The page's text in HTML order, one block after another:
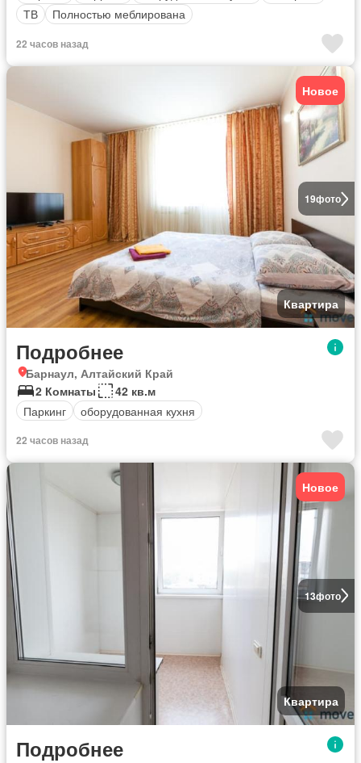
ТВ
Полностью меблирована
22 часов назад
19фото
Новое
Квартира
Подробнее
Барнаул, Алтайский Край
2 Комнаты
42 кв.м
Паркинг
оборудованная кухня
22 часов назад
13фото
Новое
Квартира
Подробнее